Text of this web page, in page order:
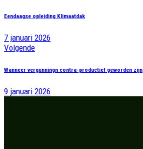
Eendaagse opleiding Klimaatdak
7 januari 2026
Volgende
Wanneer vergunningn contra-productief geworden zijn
9 januari 2026